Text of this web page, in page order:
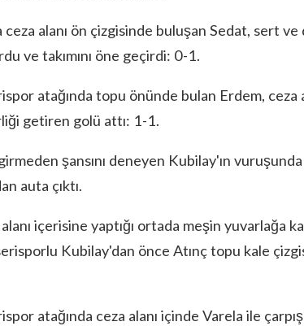
alanı ön çizgisinde buluşan Sedat, sert
ve takımını öne geçirdi: 0-1.
atağında topu önünde bulan Erdem, ceza
getiren golü attı: 1-1.
şansını deneyen Kubilay'ın
auta çıktı.
içerisine yaptığı ortada meşin yuvarlağa
Kubilay'dan önce Atınç topu kale
atağında ceza alanı içinde Varela ile